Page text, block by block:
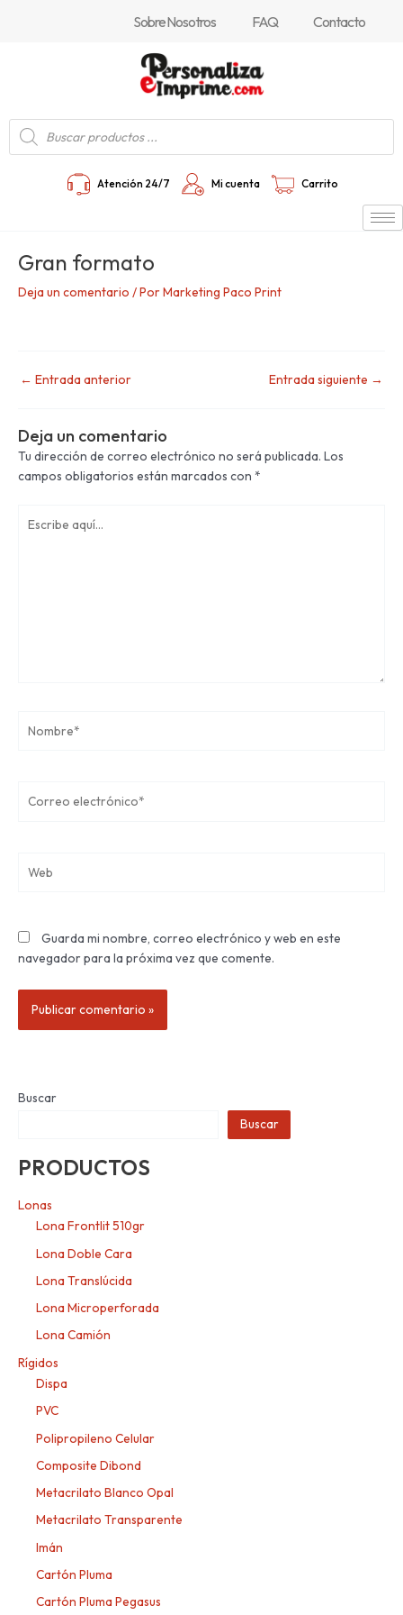
Sobre Nosotros FAQ Contacto
Búsqueda
de
productos
Atención 24/7 Mi cuenta Carrito
Gran formato
Deja un comentario / PorMarketing Paco Print
← Entrada anterior Entrada siguiente →
Deja un comentario
Tu dirección de correo electrónico no será publicada. Los
campos obligatorios están marcados con *
aquí...
electrónico*
Guarda mi nombre, correo electrónico y web en este
navegador para la próxima vez que comente.
Buscar
Buscar
PRODUCTOS
Lonas
Lona Frontlit 510gr
Lona Doble Cara
Lona Translúcida
Lona Microperforada
Lona Camión
Rígidos
Dispa
PVC
Polipropileno Celular
Composite Dibond
Metacrilato Blanco Opal
Metacrilato Transparente
Imán
Cartón Pluma
Cartón Pluma Pegasus